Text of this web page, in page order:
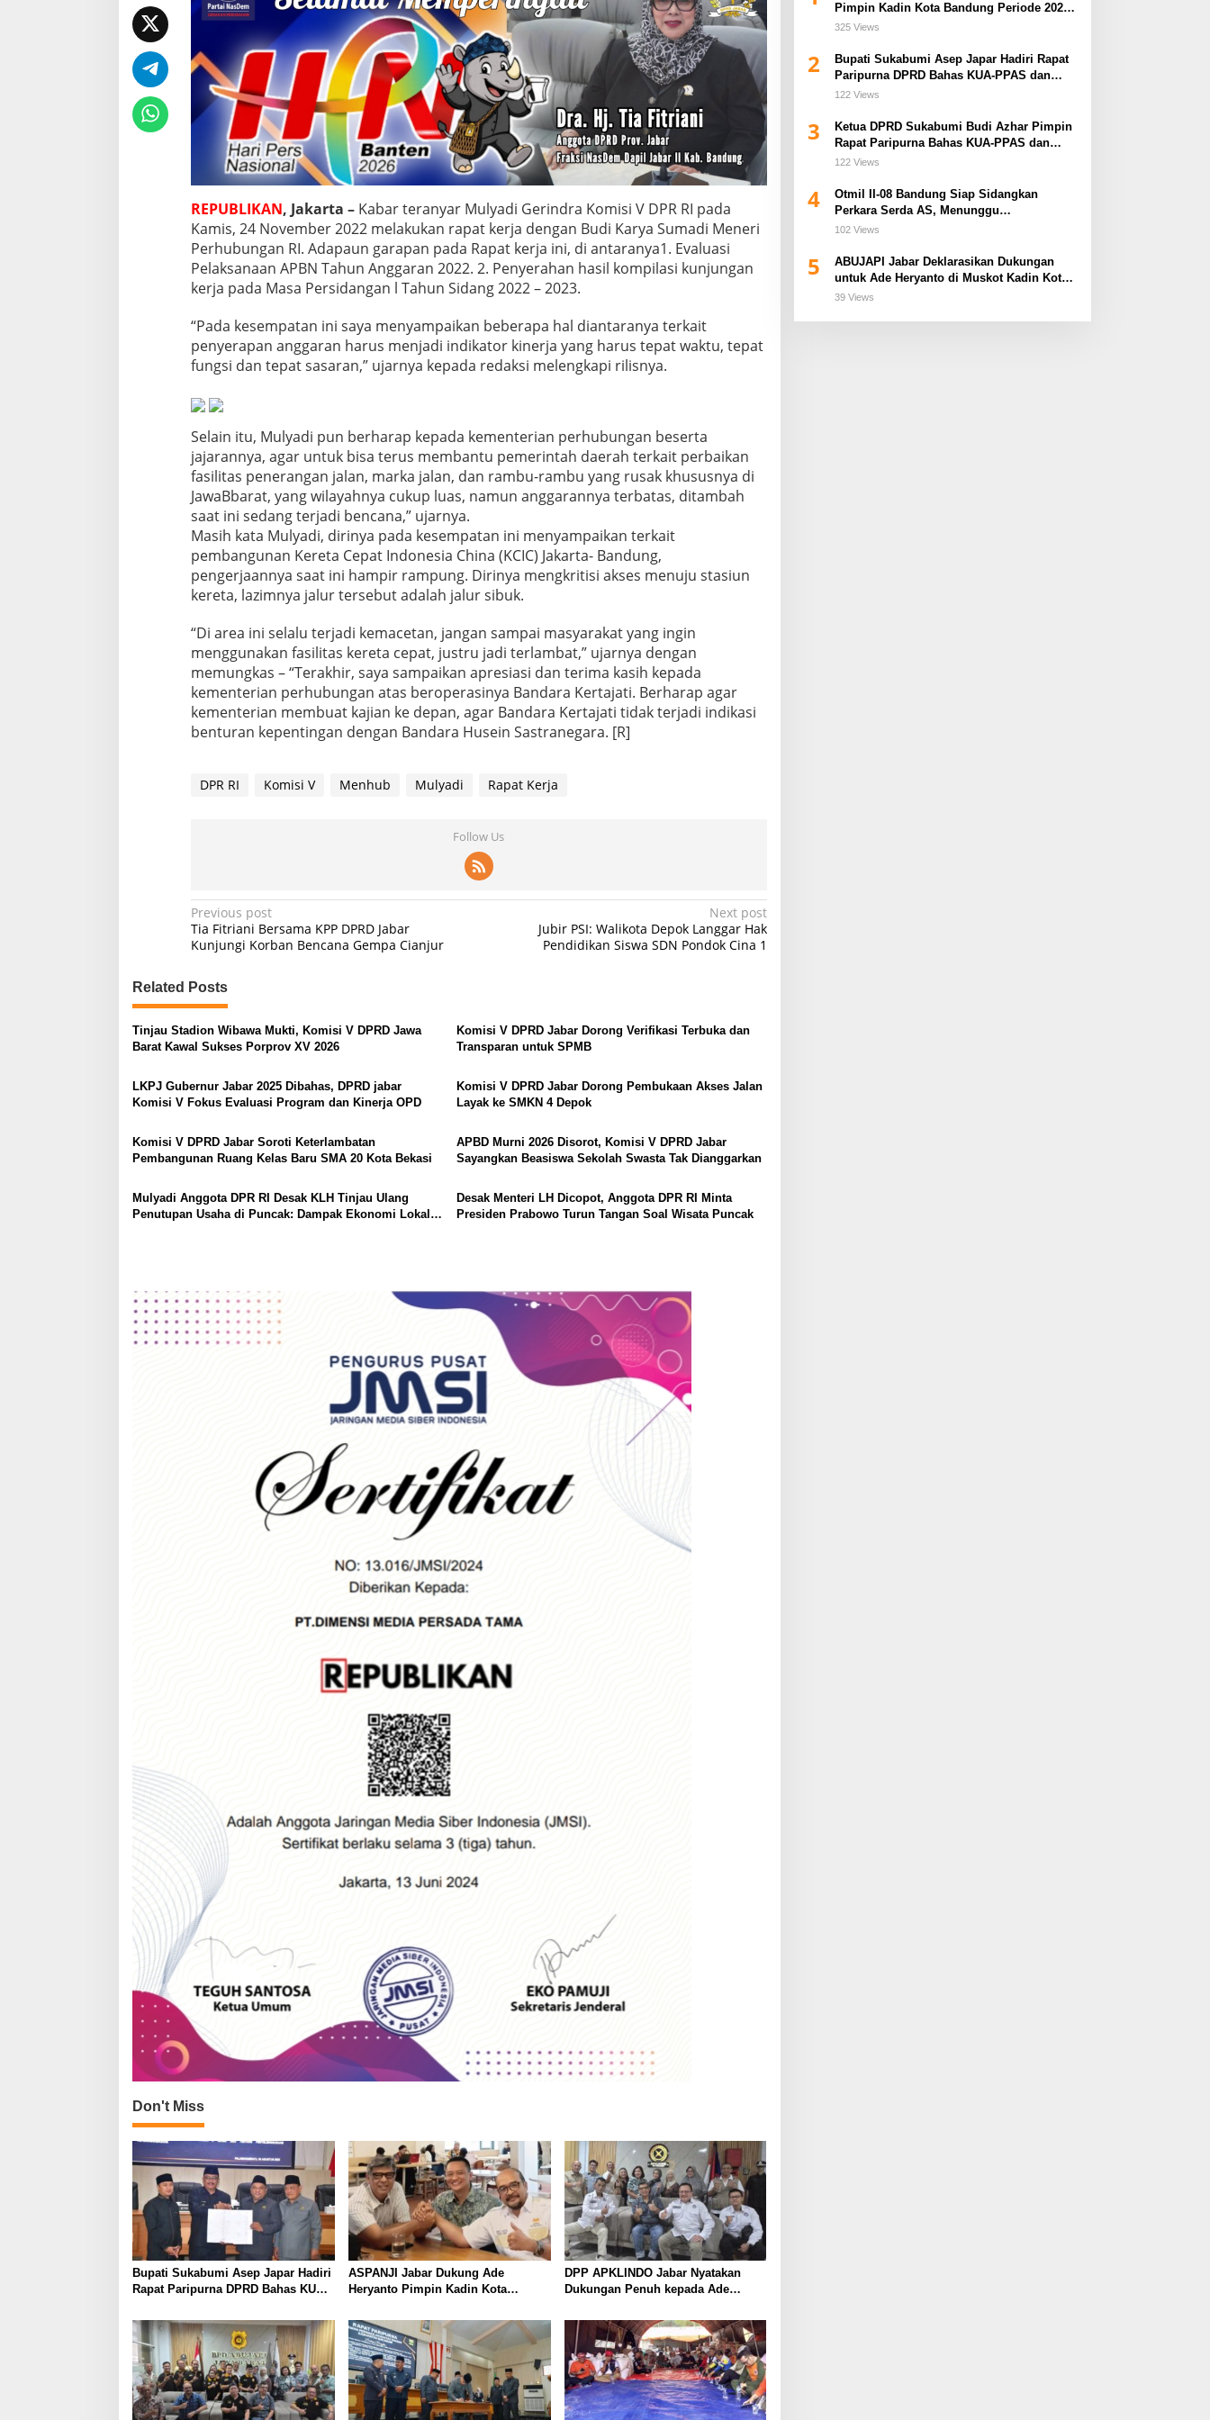
b
E
v
l
u
a
s
i
P
e
a
k
a
n
a
n
A
P
a
h
u
n
2
0
2
2
REPUBLIKAN, Jakarta –Kabar teranyar Mulyadi Gerindra Komisi V DPR RI pada
Kamis, 24 November 2022 melakukan rapat kerja dengan Budi Karya Sumadi Meneri
Perhubungan RI. Adapaun garapan pada Rapat kerja ini, di antaranya1. Evaluasi
Pelaksanaan APBN Tahun Anggaran 2022. 2. Penyerahan hasil kompilasi kunjungan
kerja pada Masa Persidangan l Tahun Sidang 2022 – 2023.
“Pada kesempatan ini saya menyampaikan beberapa hal diantaranya terkait
penyerapan anggaran harus menjadi indikator kinerja yang harus tepat waktu, tepat
fungsi dan tepat sasaran,” ujarnya kepada redaksi melengkapi rilisnya.
Selain itu, Mulyadi pun berharap kepada kementerian perhubungan beserta
jajarannya, agar untuk bisa terus membantu pemerintah daerah terkait perbaikan
fasilitas penerangan jalan, marka jalan, dan rambu-rambu yang rusak khususnya di
JawaBbarat, yang wilayahnya cukup luas, namun anggarannya terbatas, ditambah
saat ini sedang terjadi bencana,” ujarnya.
Masih kata Mulyadi, dirinya pada kesempatan ini menyampaikan terkait
pembangunan Kereta Cepat Indonesia China (KCIC) Jakarta- Bandung,
pengerjaannya saat ini hampir rampung. Dirinya mengkritisi akses menuju stasiun
kereta, lazimnya jalur tersebut adalah jalur sibuk.
“Di area ini selalu terjadi kemacetan, jangan sampai masyarakat yang ingin
menggunakan fasilitas kereta cepat, justru jadi terlambat,” ujarnya dengan
memungkas – “Terakhir, saya sampaikan apresiasi dan terima kasih kepada
kementerian perhubungan atas beroperasinya Bandara Kertajati. Berharap agar
kementerian membuat kajian ke depan, agar Bandara Kertajati tidak terjadi indikasi
benturan kepentingan dengan Bandara Husein Sastranegara. [R]
DPR RI Komisi V Menhub Mulyadi Rapat Kerja
Follow Us
P
o
t
a
i
a
t
i
o
Previous post
Tia Fitriani Bersama KPP DPRD Jabar
Kunjungi Korban Bencana Gempa Cianjur
Next post
Jubir PSI: Walikota Depok Langgar Hak
Pendidikan Siswa SDN Pondok Cina 1
Related Posts
Tinjau Stadion Wibawa Mukti, Komisi V DPRD Jawa
Barat Kawal Sukses Porprov XV 2026
Komisi V DPRD Jabar Dorong Verifikasi Terbuka dan
Transparan untuk SPMB
LKPJ Gubernur Jabar 2025 Dibahas, DPRD jabar
Komisi V Fokus Evaluasi Program dan Kinerja OPD
Komisi V DPRD Jabar Dorong Pembukaan Akses Jalan
Layak ke SMKN 4 Depok
Komisi V DPRD Jabar Soroti Keterlambatan
Pembangunan Ruang Kelas Baru SMA 20 Kota Bekasi
APBD Murni 2026 Disorot, Komisi V DPRD Jabar
Sayangkan Beasiswa Sekolah Swasta Tak Dianggarkan
Mulyadi Anggota DPR RI Desak KLH Tinjau Ulang
Penutupan Usaha di Puncak: Dampak Ekonomi Lokal
Desak Menteri LH Dicopot, Anggota DPR RI Minta
Presiden Prabowo Turun Tangan Soal Wisata Puncak
Don't Miss
Bupati Sukabumi Asep Japar Hadiri
Rapat Paripurna DPRD Bahas KUA-
ASPANJI Jabar Dukung Ade
Heryanto Pimpin Kadin Kota
DPP APKLINDO Jabar Nyatakan
Dukungan Penuh kepada Ade
Bandung
Pimpin Kadin Kota Bandung Periode 2026–
2031
325 Views
2
Bupati Sukabumi Asep Japar Hadiri Rapat
Paripurna DPRD Bahas KUA-PPAS dan
Raperda Disabilitas
122 Views
3
Ketua DPRD Sukabumi Budi Azhar Pimpin
Rapat Paripurna Bahas KUA-PPAS dan
Raperda Tirta Jaya
122 Views
4
Otmil II-08 Bandung Siap Sidangkan
Perkara Serda AS, Menunggu
Rekomendasi Korem Sunan Gunung Jati
102 Views
5
ABUJAPI Jabar Deklarasikan Dukungan
untuk Ade Heryanto di Muskot Kadin Kota
Bandung
39 Views